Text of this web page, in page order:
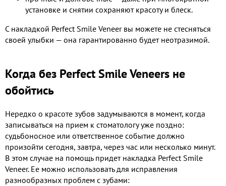
установке и снятии сохраняют красоту и блеск.
С накладкой Perfect Smile Veneer вы можете не стесняться
своей улыбки — она гарантированно будет неотразимой.
Когда без Perfect Smile Veneers не
обойтись
Нередко о красоте зубов задумываются в момент, когда
записываться на прием к стоматологу уже поздно:
судьбоносное или ответственное событие должно
произойти сегодня, завтра, через час или несколько минут.
В этом случае на помощь придет накладка Perfect Smile
Veneer. Ее можно использовать для исправления
разнообразных проблем с зубами: